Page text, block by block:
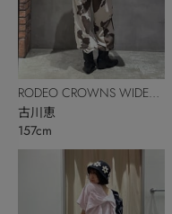
RODEO CROWNS WIDE
BOWL
古川恵
157cm